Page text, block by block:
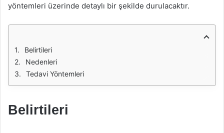
yöntemleri üzerinde detaylı bir şekilde durulacaktır.
Belirtileri
Nedenleri
Tedavi Yöntemleri
Belirtileri